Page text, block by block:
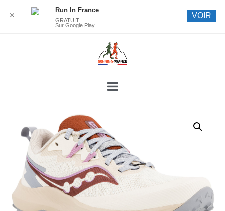
✕
Run In France
GRATUIT
Sur Google Play
VOIR